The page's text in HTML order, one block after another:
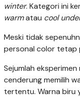
winter. Kategori ini
warmatau cool
Meski tidak
personal color tetap
Sejumlah
cenderung memilih
tertentu. Warna biru